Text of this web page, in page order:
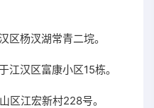
区杨汊湖常青二垸。
江汉区富康小区15栋。
区江宏新村228号。